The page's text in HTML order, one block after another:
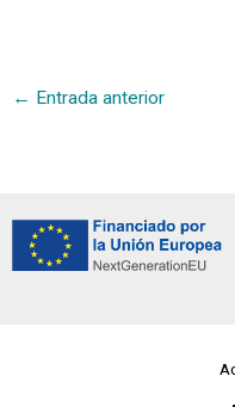
← Entrada anterior